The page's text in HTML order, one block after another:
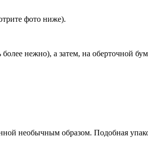
фото ниже).
нежно), а затем, на оберточной
необычным образом. Подобная